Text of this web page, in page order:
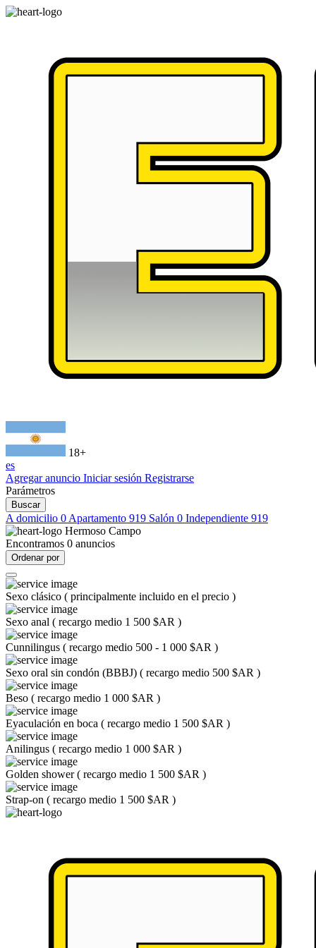
18+
es
Agregar anuncio Iniciar sesión Registrarse
Parámetros
Buscar
A domicilio 0 Apartamento 919 Salón 0 Independiente 919
Hermoso Campo
Encontramos 0 anuncios
Ordenar por
Sexo clásico ( principalmente incluido en el precio )
Sexo anal ( recargo medio 1 500 $AR )
Cunnilingus ( recargo medio 500 - 1 000 $AR )
Sexo oral sin condón (BBBJ) ( recargo medio 500 $AR )
Beso ( recargo medio 1 000 $AR )
Eyaculación en boca ( recargo medio 1 500 $AR )
Anilingus ( recargo medio 1 000 $AR )
Golden shower( recargo medio 1 500 $AR )
Strap-on ( recargo medio 1 500 $AR )